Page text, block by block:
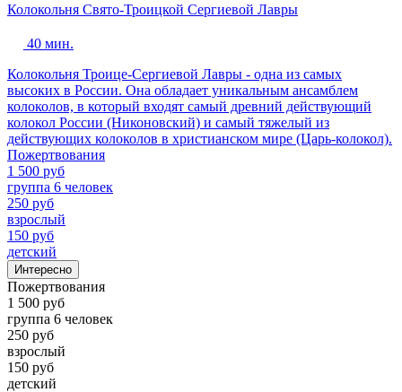
Колокольня Свято-Троицкой Сергиевой Лавры
40 мин.
Колокольня Троице-Сергиевой Лавры - одна из самых
высоких в России. Она обладает уникальным ансамблем
колоколов, в который входят самый древний действующий
колокол России (Никоновский) и самый тяжелый из
действующих колоколов в христианском мире (Царь-колокол).
Пожертвования
1 500 руб
группа 6 человек
250 руб
взрослый
150 руб
детский
Интересно
Пожертвования
1 500 руб
группа 6 человек
250 руб
взрослый
150 руб
детский